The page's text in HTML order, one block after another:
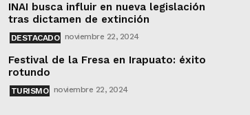
INAI busca influir en nueva legislación
tras dictamen de extinción
DESTACADO noviembre 22, 2024
Festival de la Fresa en Irapuato: éxito
rotundo
TURISMO noviembre 22, 2024